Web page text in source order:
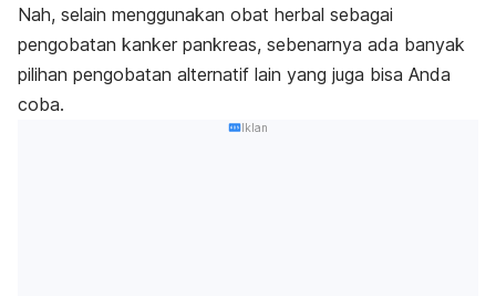
Nah, selain menggunakan obat herbal sebagai
pengobatan kanker pankreas, sebenarnya ada banyak
pilihan pengobatan alternatif lain yang juga bisa Anda
coba.
Iklan